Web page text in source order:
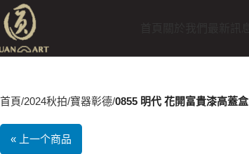
首頁 2024秋拍 寶器彰德 0855 明代 花開富貴漆高蓋盒
« 上一个商品